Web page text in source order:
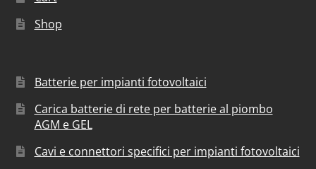
Shop
Batterie per impianti fotovoltaici
Carica batterie di rete per batterie al piombo
AGM e GEL
Cavi e connettori specifici per impianti fotovoltaici